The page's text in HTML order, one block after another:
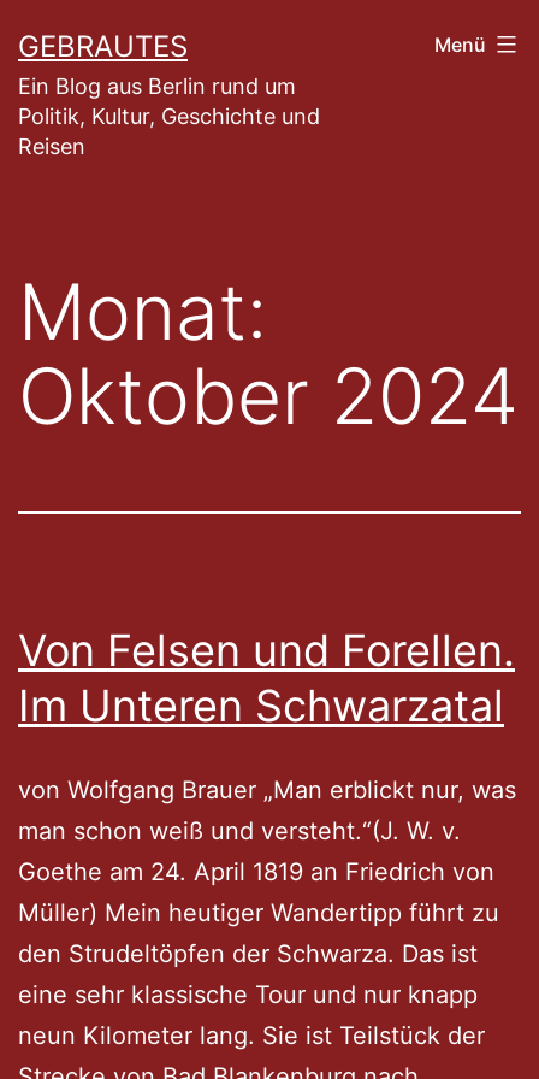
Inhalt
springen
GEBRAUTES
Ein Blog aus Berlin rund um
Politik, Kultur, Geschichte und
Reisen
Menü
Monat:
Oktober 2024
Von Felsen und Forellen.
Im Unteren Schwarzatal
von Wolfgang Brauer „Man erblickt nur, was
man schon weiß und versteht.“(J. W. v.
Goethe am 24. April 1819 an Friedrich von
Müller) Mein heutiger Wandertipp führt zu
den Strudeltöpfen der Schwarza. Das ist
eine sehr klassische Tour und nur knapp
neun Kilometer lang. Sie ist Teilstück der